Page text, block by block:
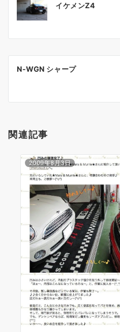
ン
イケメンZ4
N-WGN シャープ
関連記事
2009年8月3日